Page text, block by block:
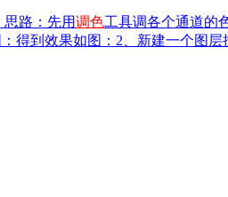
思路：先用调色工具调各个通道的
得到效果如图：2、新建一个图层